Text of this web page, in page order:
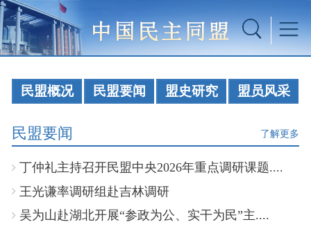
民盟概况 民盟要闻 盟史研究 盟员风采
民盟要闻 了解更多
丁仲礼主持召开民盟中央2026年重点调研课题....
王光谦率调研组赴吉林调研
吴为山赴湖北开展“参政为公、实干为民”主....